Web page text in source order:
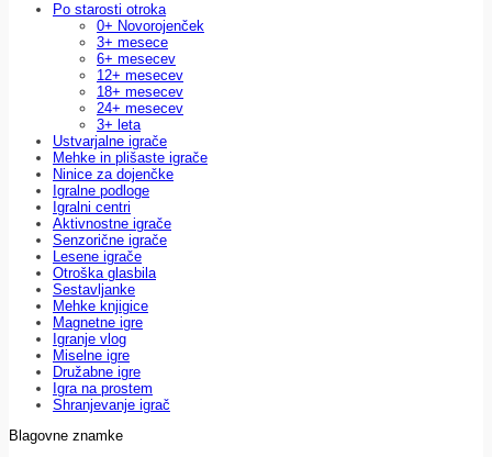
Po starosti otroka
0+ Novorojenček
3+ mesece
6+ mesecev
12+ mesecev
18+ mesecev
24+ mesecev
3+ leta
Ustvarjalne igrače
Mehke in plišaste igrače
Ninice za dojenčke
Igralne podloge
Igralni centri
Aktivnostne igrače
Senzorične igrače
Lesene igrače
Otroška glasbila
Sestavljanke
Mehke knjigice
Magnetne igre
Igranje vlog
Miselne igre
Družabne igre
Igra na prostem
Shranjevanje igrač
Blagovne znamke